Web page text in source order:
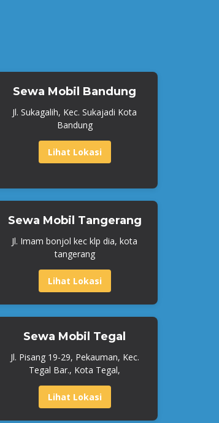
Sewa Mobil Bandung
Jl. Sukagalih, Kec. Sukajadi Kota
Bandung
Lihat Lokasi
Sewa Mobil Tangerang
Jl. Imam bonjol kec klp dia, kota
tangerang
Lihat Lokasi
Sewa Mobil Tegal
Jl. Pisang 19-29, Pekauman, Kec.
Tegal Bar., Kota Tegal,
Lihat Lokasi